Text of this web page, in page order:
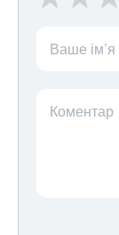
Ваше ім’я
Коментар